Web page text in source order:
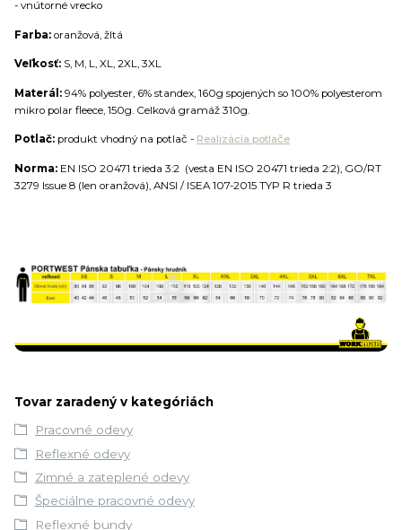
- vnútorné vrecko
Farba: oranžová, žltá
Veľkosť: S, M, L, XL, 2XL, 3XL
Materál: 94% polyester, 6% standex, 160g spojených so 100% polyesterom
mikro polar fleece, 150g. Celková gramáž 310g.
Potlač: produkt vhodný na potlač - Realizácia potlače
Norma: EN ISO 20471 trieda 3:2 (vesta EN ISO 20471 trieda 2:2), GO/RT
3279 Issue 8 (len oranžová), ANSI / ISEA 107-2015 TYP R trieda 3
Tovar zaradený v kategóriách
Pracovné odevy
Reflexné odevy
Zimné a zateplené odevy
Špeciálne pracovné odevy
Reflexné bundy